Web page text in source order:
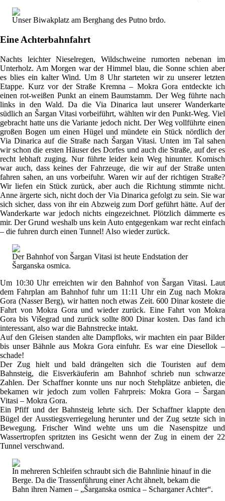
Unser Biwakplatz am Berghang des Putno brdo.
Eine Achterbahnfahrt
Nachts leichter Nieselregen, Wildschweine rumorten nebenan im
Unterholz. Am Morgen war der Himmel blau, die Sonne schien aber
es blies ein kalter Wind. Um 8 Uhr starteten wir zu unserer letzten
Etappe. Kurz vor der Straße Kremna – Mokra Gora entdeckte ich
einen rot-weißen Punkt an einem Baumstamm. Der Weg führte nach
links in den Wald. Da die Via Dinarica laut unserer Wanderkarte
südlich an Šargan Vitasi vorbeiführt, wählten wir den Punkt-Weg. Viel
gebracht hatte uns die Variante jedoch nicht. Der Weg vollführte einen
großen Bogen um einen Hügel und mündete ein Stück nördlich der
Via Dinarica auf die Straße nach Šargan Vitasi. Unten im Tal sahen
wir schon die ersten Häuser des Dorfes und auch die Straße, auf der es
recht lebhaft zuging. Nur führte leider kein Weg hinunter. Komisch
war auch, dass keines der Fahrzeuge, die wir auf der Straße unten
fahren sahen, an uns vorbeifuhr. Waren wir auf der richtigen Straße?
Wir liefen ein Stück zurück, aber auch die Richtung stimmte nicht.
Anne ärgerte sich, nicht doch der Via Dinarica gefolgt zu sein. Sie war
sich sicher, dass von ihr ein Abzweig zum Dorf geführt hätte. Auf der
Wanderkarte war jedoch nichts eingezeichnet. Plötzlich dämmerte es
mir. Der Grund weshalb uns kein Auto entgegenkam war recht einfach
– die fuhren durch einen Tunnel! Also wieder zurück.
Der Bahnhof von Šargan Vitasi ist heute Endstation der
Šarganska osmica.
Um 10:30 Uhr erreichten wir den Bahnhof von Šargan Vitasi. Laut
dem Fahrplan am Bahnhof fuhr um 11:11 Uhr ein Zug nach Mokra
Gora (Nasser Berg), wir hatten noch etwas Zeit. 600 Dinar kostete die
Fahrt von Mokra Gora und wieder zurück. Eine Fahrt von Mokra
Gora bis Višegrad und zurück sollte 800 Dinar kosten. Das fand ich
interessant, also war die Bahnstrecke intakt.
Auf den Gleisen standen alte Dampfloks, wir machten ein paar Bilder
bis unser Bähnle aus Mokra Gora einfuhr. Es war eine Diesellok –
schade!
Der Zug hielt und bald drängelten sich die Touristen auf dem
Bahnsteig, die Eisverkäuferin am Bahnhof schrieb nun schwarze
Zahlen. Der Schaffner konnte uns nur noch Stehplätze anbieten, die
bekamen wir jedoch zum vollen Fahrpreis: Mokra Gora – Šargan
Vitasi – Mokra Gora.
Ein Pfiff und der Bahnsteig lehrte sich. Der Schaffner klappte den
Bügel der Ausstiegsverriegelung herunter und der Zug setzte sich in
Bewegung. Frischer Wind wehte uns um die Nasenspitze und
Wassertropfen spritzten ins Gesicht wenn der Zug in einem der 22
Tunnel verschwand.
In mehreren Schleifen schraubt sich die Bahnlinie hinauf in die
Berge. Da die Trassenführung einer Acht ähnelt, bekam die
Bahn ihren Namen – „Šarganska osmica – Scharganer Achter“.